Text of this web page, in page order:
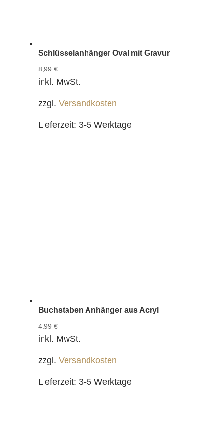
Schlüsselanhänger Oval mit Gravur
8,99 €
inkl. MwSt.
zzgl. Versandkosten
Lieferzeit: 3-5 Werktage
Buchstaben Anhänger aus Acryl
4,99 €
inkl. MwSt.
zzgl. Versandkosten
Lieferzeit: 3-5 Werktage